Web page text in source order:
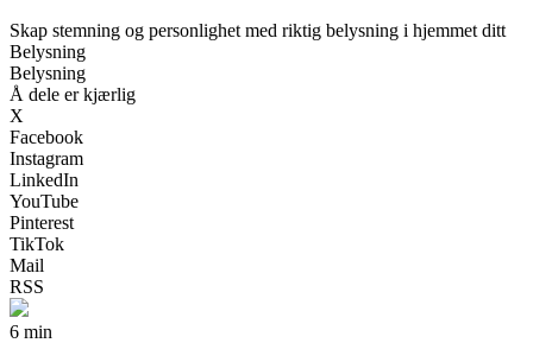
Skap stemning og personlighet med riktig belysning i hjemmet ditt
Belysning
Belysning
Å dele er kjærlig
X
Facebook
Instagram
LinkedIn
YouTube
Pinterest
TikTok
Mail
RSS
6 min